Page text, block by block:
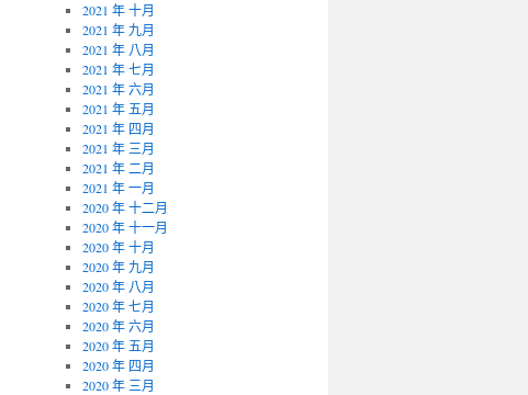
2021 年 十月
2021 年 九月
2021 年 八月
2021 年 七月
2021 年 六月
2021 年 五月
2021 年 四月
2021 年 三月
2021 年 二月
2021 年 一月
2020 年 十二月
2020 年 十一月
2020 年 十月
2020 年 九月
2020 年 八月
2020 年 七月
2020 年 六月
2020 年 五月
2020 年 四月
2020 年 三月